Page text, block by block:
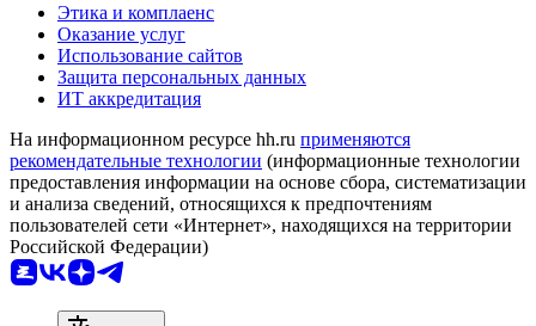
Этика и комплаенс
Оказание услуг
Использование сайтов
Защита персональных данных
ИТ аккредитация
На информационном ресурсе hh.ru применяются
рекомендательные технологии (информационные технологии
предоставления информации на основе сбора, систематизации
и анализа сведений, относящихся к предпочтениям
пользователей сети «Интернет», находящихся на территории
Российской Федерации)